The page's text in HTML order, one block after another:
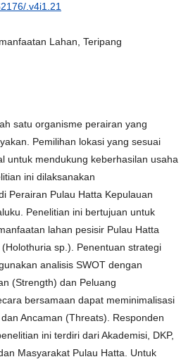
.v4i1.21
Lahan, Teripang
satu organisme perairan yang
Pemilihan lokasi yang sesuai
untuk mendukung keberhasilan usaha
ini dilaksanakan
Perairan Pulau Hatta Kepulauan
Penelitian ini bertujuan untuk
lahan pesisir Pulau Hatta
sp.). Penentuan strategi
analisis SWOT dengan
(Strength) dan Peluang
bersamaan dapat meminimalisasi
Ancaman (Threats). Responden
ini terdiri dari Akademisi, DKP,
Masyarakat Pulau Hatta. Untuk